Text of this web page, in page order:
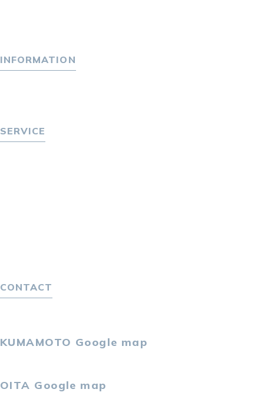
KUMAMOTO Google map
OITA Google map
INFORMATION
SERVICE
CONTACT